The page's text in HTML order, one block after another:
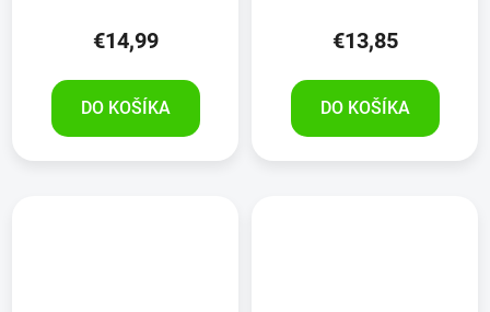
€14,99
DO KOŠÍKA
€13,85
DO KOŠÍKA